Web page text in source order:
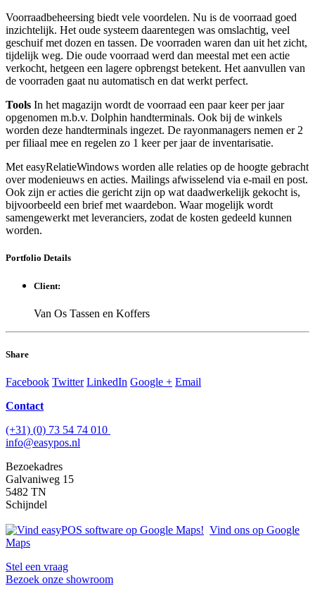
Voorraadbeheersing biedt vele voordelen. Nu is de voorraad goed
inzichtelijk. Het oude systeem daarentegen was omslachtig, veel
geschuif met dozen en tassen. De voorraden waren dan uit het zicht,
tijdelijk weg. Die oude voorraad werd dan meestal met een actie
verkocht, hetgeen een lagere opbrengst betekent. Het aanvullen van
de voorraden gaat nu automatisch en dat werkt perfect.
Tools In het magazijn wordt de voorraad een paar keer per jaar
opgenomen m.b.v. Dolphin handterminals. Ook bij de winkels
worden deze handterminals ingezet. De rayonmanagers nemen er 2
per filiaal mee en regelen zo 1 keer per jaar de inventarisatie.
Met easyRelatieWindows worden alle relaties op de hoogte gebracht
over modenieuws en acties. Mailings afwisselend via e-mail en post.
Ook zijn er acties die gericht zijn op wat daadwerkelijk gekocht is,
bijvoorbeeld een brief met waardebon. Waar mogelijk wordt
samengewerkt met leveranciers, zodat de kosten gedeeld kunnen
worden.
Portfolio Details
Client:
Van Os Tassen en Koffers
Share
Facebook Twitter LinkedIn Google + Email
Contact
(+31) (0) 73 54 74 010
info@easypos.nl
Bezoekadres
Galvaniweg 15
5482 TN
Schijndel
Vind ons op Google
Maps
Stel een vraag
Bezoek onze showroom